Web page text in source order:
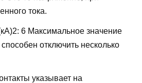
тока.
6 Максимальное значение
отключить несколько
указывает на